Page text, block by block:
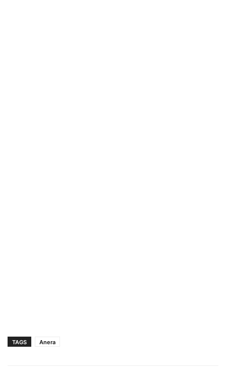
TAGS Anera